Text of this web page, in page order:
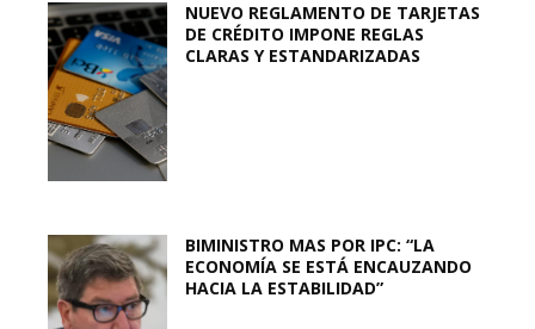
NUEVO REGLAMENTO DE TARJETAS
DE CRÉDITO IMPONE REGLAS
CLARAS Y ESTANDARIZADAS
BIMINISTRO MAS POR IPC: “LA
ECONOMÍA SE ESTÁ ENCAUZANDO
HACIA LA ESTABILIDAD”